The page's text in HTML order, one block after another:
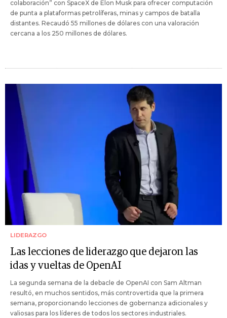
colaboración” con SpaceX de Elon Musk para ofrecer computación
de punta a plataformas petrolíferas, minas y campos de batalla
distantes. Recaudó 55 millones de dólares con una valoración
cercana a los 250 millones de dólares.
LIDERAZGO
Las lecciones de liderazgo que dejaron las
idas y vueltas de OpenAI
La segunda semana de la debacle de OpenAI con Sam Altman
resultó, en muchos sentidos, más controvertida que la primera
semana, proporcionando lecciones de gobernanza adicionales y
valiosas para los líderes de todos los sectores industriales.